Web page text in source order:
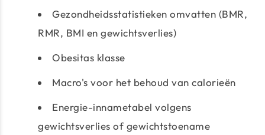
Gezondheidsstatistieken omvatten (BMR,
RMR, BMI en gewichtsverlies)
Obesitas klasse
Macro's voor het behoud van calorieën
Energie-innametabel volgens
gewichtsverlies of gewichtstoename